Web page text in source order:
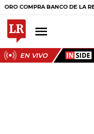
BANCO DE LA
EN VIVO